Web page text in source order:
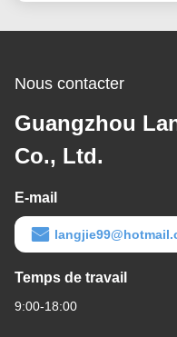
Nous contacter
Guangzhou
Co., Ltd.
E-mail
Temps de travail
9:00-18:00